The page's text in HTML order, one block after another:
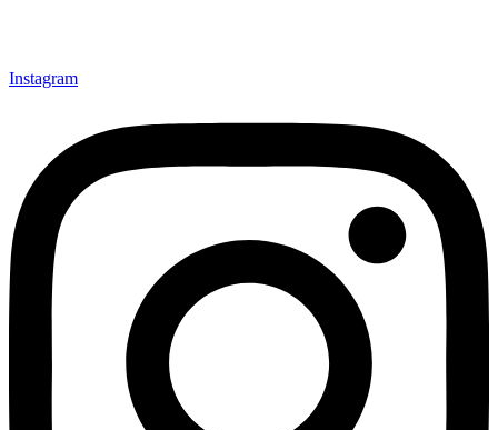
Instagram